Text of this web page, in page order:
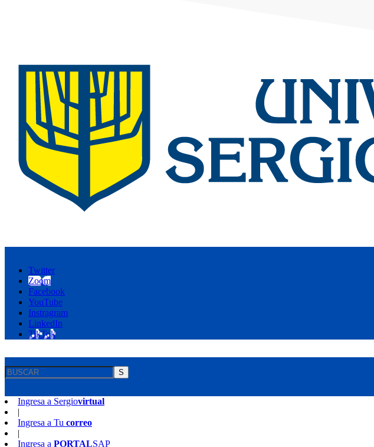
Twitter
Zoom
Facebook
YouTube
Instragram
LinkedIn
TikTok
S
Ingresa a Sergiovirtual
|
Ingresa a Tu correo
|
Ingresa a PORTALSAP